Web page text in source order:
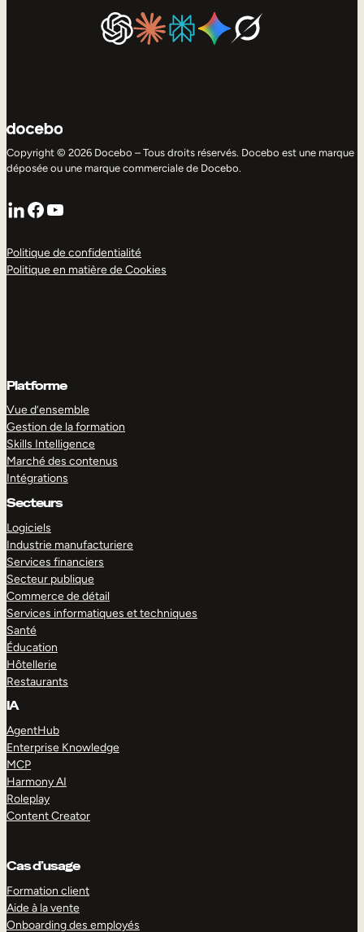
Copyright © 2026 Docebo – Tous droits réservés. Docebo est une marque
déposée ou une marque commerciale de Docebo.
LinkedIn
Facebook
YouTube
Politique de confidentialité
Politique en matière de Cookies
Platforme
Vue d’ensemble
Gestion de la formation
Skills Intelligence
Marché des contenus
Intégrations
Secteurs
Logiciels
Industrie manufacturiere
Services financiers
Secteur publique
Commerce de détail
Services informatiques et techniques
Santé
Éducation
Hôtellerie
Restaurants
IA
AgentHub
Enterprise Knowledge
MCP
Harmony AI
Roleplay
Content Creator
Cas d’usage
Formation client
Aide à la vente
Onboarding des employés